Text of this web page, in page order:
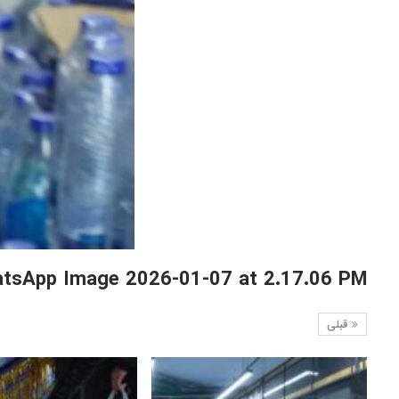
Image 2026-01-07 at 2.17.06 PM
قبلی